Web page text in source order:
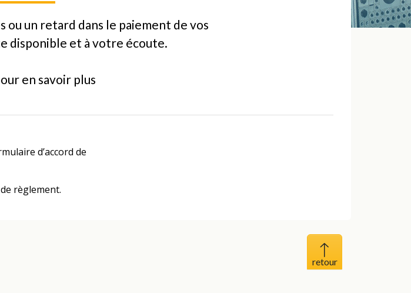
un retard dans le paiement de vos
disponible et à votre écoute.
en savoir plus
d’accord de
règlement.
Haut de page